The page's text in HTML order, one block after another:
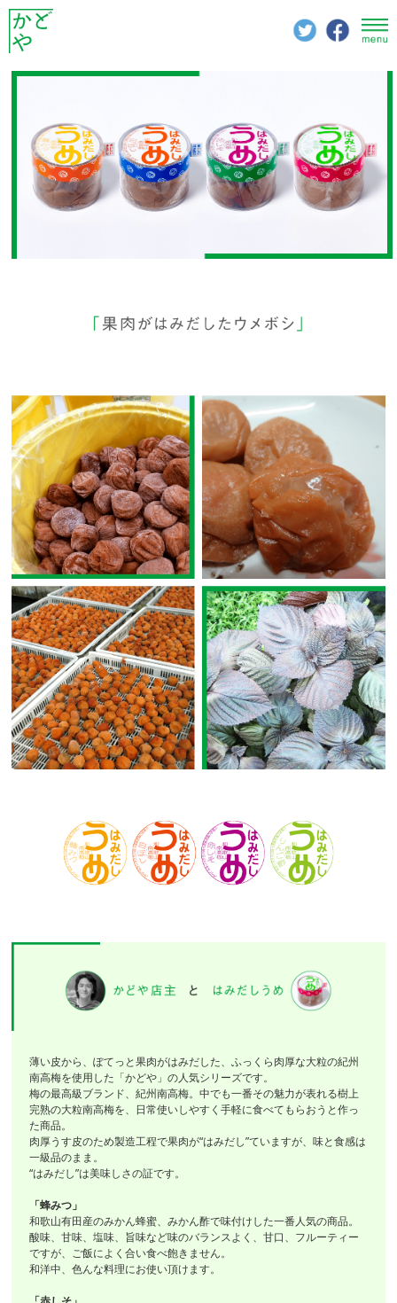
薄い皮から、ぽてっと果肉がはみだした、ふっくら肉厚な大粒の紀州
南高梅を使用した「かどや」の人気シリーズです。
梅の最高級ブランド、紀州南高梅。中でも一番その魅力が表れる樹上
完熟の大粒南高梅を、日常使いしやすく手軽に食べてもらおうと作っ
た商品。
肉厚うす皮のため製造工程で果肉が“はみだし”ていますが、味と食感は
一級品のまま。
“はみだし”は美味しさの証です。
「蜂みつ」
和歌山有田産のみかん蜂蜜、みかん酢で味付けした一番人気の商品。
酸味、甘味、塩味、旨味など味のバランスよく、甘口、フルーティー
ですが、ご飯によく合い食べ飽きません。
和洋中、色んな料理にお使い頂けます。